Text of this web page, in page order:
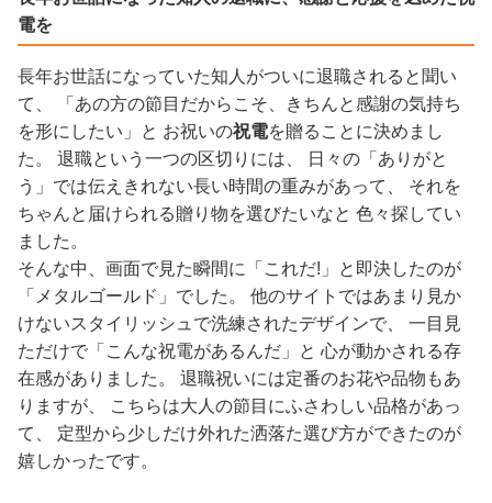
電を
長年お世話になっていた知人がついに退職されると聞い
て、 「あの方の節目だからこそ、きちんと感謝の気持ち
を形にしたい」と お祝いの祝電を贈ることに決めまし
た。 退職という一つの区切りには、 日々の「ありがと
う」では伝えきれない長い時間の重みがあって、 それを
ちゃんと届けられる贈り物を選びたいなと 色々探してい
ました。
そんな中、画面で見た瞬間に「これだ!」と即決したのが
「メタルゴールド」でした。 他のサイトではあまり見か
けないスタイリッシュで洗練されたデザインで、 一目見
ただけで「こんな祝電があるんだ」と 心が動かされる存
在感がありました。 退職祝いには定番のお花や品物もあ
りますが、 こちらは大人の節目にふさわしい品格があっ
て、 定型から少しだけ外れた洒落た選び方ができたのが
嬉しかったです。